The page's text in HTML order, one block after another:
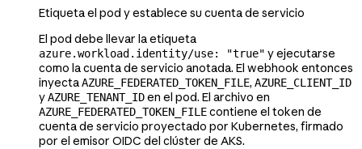
Etiqueta el pod y establece su cuenta de servicio
El pod debe llevar la etiqueta
azure.workload.identity/use: "true" y ejecutarse
como la cuenta de servicio anotada. El webhook entonces
inyectaAZURE_FEDERATED_TOKEN_FILE, AZURE_CLIENT_ID
yAZURE_TENANT_IDen el pod. El archivo en
AZURE_FEDERATED_TOKEN_FILEcontiene el token de
cuenta de servicio proyectado por Kubernetes, firmado
por el emisor OIDC del clúster de AKS.